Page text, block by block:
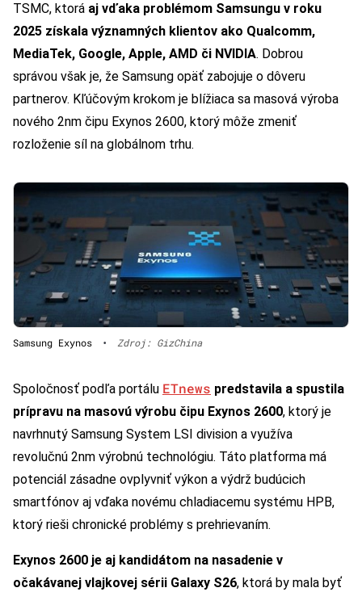
TSMC, ktorá aj vďaka problémom Samsungu v roku
2025 získala významných klientov ako Qualcomm,
MediaTek, Google, Apple, AMD či NVIDIA. Dobrou
správou však je, že Samsung opäť zabojuje o dôveru
partnerov. Kľúčovým krokom je blížiaca sa masová výroba
nového 2nm čipu Exynos 2600, ktorý môže zmeniť
rozloženie síl na globálnom trhu.
Samsung Exynos • Zdroj: GizChina
Spoločnosť podľa portálu ETnews predstavila a spustila
prípravu na masovú výrobu čipu Exynos 2600, ktorý je
navrhnutý Samsung System LSI division a využíva
revolučnú 2nm výrobnú technológiu. Táto platforma má
potenciál zásadne ovplyvniť výkon a výdrž budúcich
smartfónov aj vďaka novému chladiacemu systému HPB,
ktorý rieši chronické problémy s prehrievaním.
Exynos 2600 je aj kandidátom na nasadenie v
očakávanej vlajkovej sérii Galaxy S26, ktorá by mala byť